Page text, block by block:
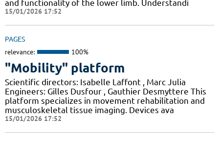
and functionality of the lower limb. Understandi
15/01/2026 17:52
PAGES
relevance: 100%
"Mobility" platform
Scientific directors: Isabelle Laffont , Marc Julia
Engineers: Gilles Dusfour , Gauthier Desmyttere This
platform specializes in movement rehabilitation and
musculoskeletal tissue imaging. Devices ava
15/01/2026 17:52